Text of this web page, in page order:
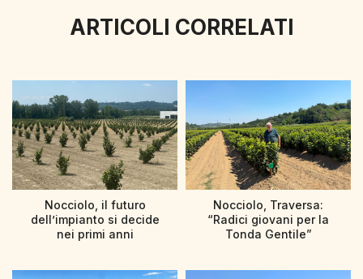
ARTICOLI CORRELATI
Nocciolo, il futuro
dell’impianto si decide
nei primi anni
Nocciolo, Traversa:
“Radici giovani per la
Tonda Gentile”